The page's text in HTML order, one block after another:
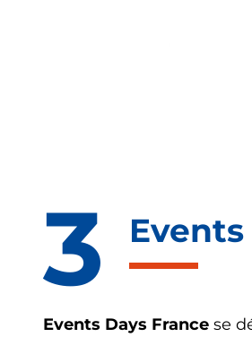
Events Days France se